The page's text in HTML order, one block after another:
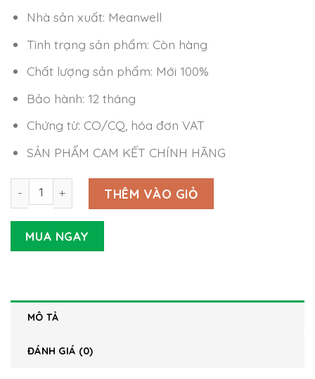
Nhà sản xuất: Meanwell
Tình trạng sản phẩm: Còn hàng
Chất lượng sản phẩm: Mới 100%
Bảo hành: 12 tháng
Chứng từ: CO/CQ, hóa đơn VAT
SẢN PHẨM CAM KẾT CHÍNH HÃNG
Nguồn Meanwell LSP-160-5 (160W 5V 32A) số lượng
THÊM VÀO GIỎ
MUA NGAY
MÔ TẢ
ĐÁNH GIÁ (0)